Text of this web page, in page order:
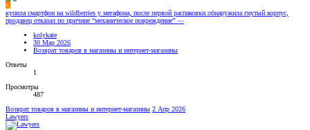
K
купила смартфон на wildberries у мегафона, после первой распаковки обнаружила гнутый корпус,
продавец отказал по причине “механическое повреждение” —
kolykate
30 Мар 2026
Возврат товаров в магазины и интернет-магазины
Ответы
1
Просмотры
487
Возврат товаров в магазины и интернет-магазины 2 Апр 2026
Lawyers